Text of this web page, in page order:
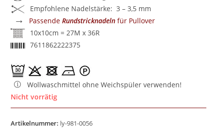
Empfohlene Nadelstärke: 3 – 3,5 mm
→ PassendeRundstricknadeln für Pullover
10x10cm = 27M x 36R
7611862222375
Wollwaschmittel ohne Weichspüler verwenden!
Nicht vorrätig
Artikelnummer: ly-981-0056